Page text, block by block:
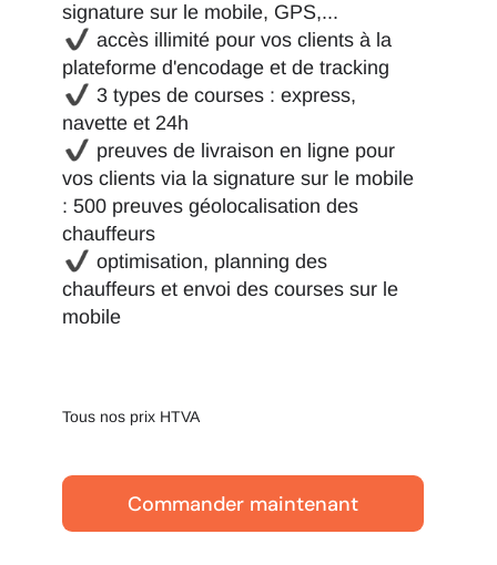
signature sur le mobile, GPS,...
accès illimité pour vos clients à la
plateforme d'encodage et de tracking
3 types de courses : express,
navette et 24h
preuves de livraison en ligne pour
vos clients via la signature sur le mobile
: 500 preuves géolocalisation des
chauffeurs
optimisation, planning des
chauffeurs et envoi des courses sur le
mobile
Tous nos prix HTVA
Commander maintenant